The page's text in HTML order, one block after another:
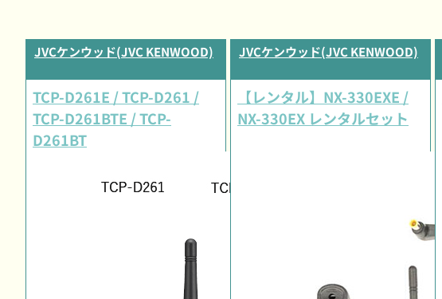
JVCケンウッド(JVC KENWOOD)
TCP-D261E / TCP-D261 /
TCP-D261BTE / TCP-
D261BT
JVCケンウッド(JVC KENWOOD)
【レンタル】NX-330EXE /
NX-330EX レンタルセット